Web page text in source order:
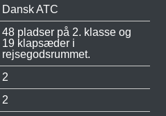
Dansk ATC
48 pladser på 2. klasse og
19 klapsæder i
rejsegodsrummet.
2
2